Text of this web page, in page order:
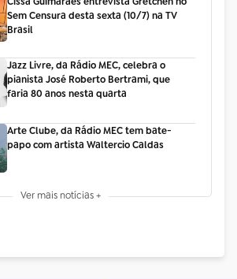
Sem Censura desta sexta (10/7) na TV
Brasil
Jazz Livre, da Rádio MEC, celebra o
pianista José Roberto Bertrami, que
faria 80 anos nesta quarta
Arte Clube, da Rádio MEC tem bate-
papo com artista Waltercio Caldas
Ver mais notícias +